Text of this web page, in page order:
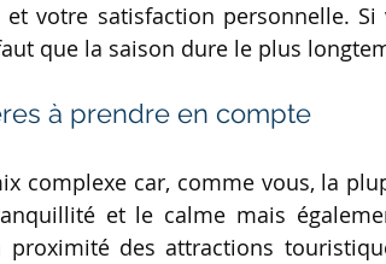
votre satisfaction personnelle.
que la saison dure le plus
à prendre en compte
complexe car, comme vous, la
et le calme mais
proximité des attractions